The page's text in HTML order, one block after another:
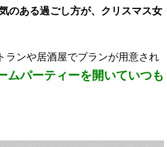
のある過ごし方が、クリスマス女
ランや居酒屋でプランが用意され
ムパーティーを開いていつも